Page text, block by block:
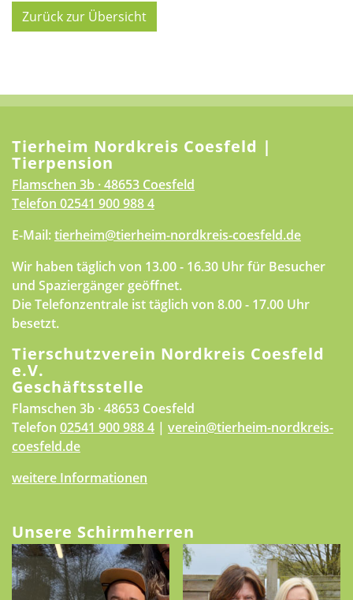
Zurück zur Übersicht
Tierheim Nordkreis Coesfeld |
Tierpension
Flamschen 3b · 48653 Coesfeld
Telefon 02541 900 988 4
E-Mail:tierheim@tierheim-nordkreis-coesfeld.de
Wir haben täglich von 13.00 - 16.30 Uhr für Besucher
und Spaziergänger geöffnet.
Die Telefonzentrale ist täglich von 8.00 - 17.00 Uhr
besetzt.
Tierschutzverein Nordkreis Coesfeld
e.V.
Geschäftsstelle
Flamschen 3b · 48653 Coesfeld
Telefon 02541 900 988 4 | verein@tierheim-nordkreis-
coesfeld.de
weitere Informationen
Unsere Schirmherren